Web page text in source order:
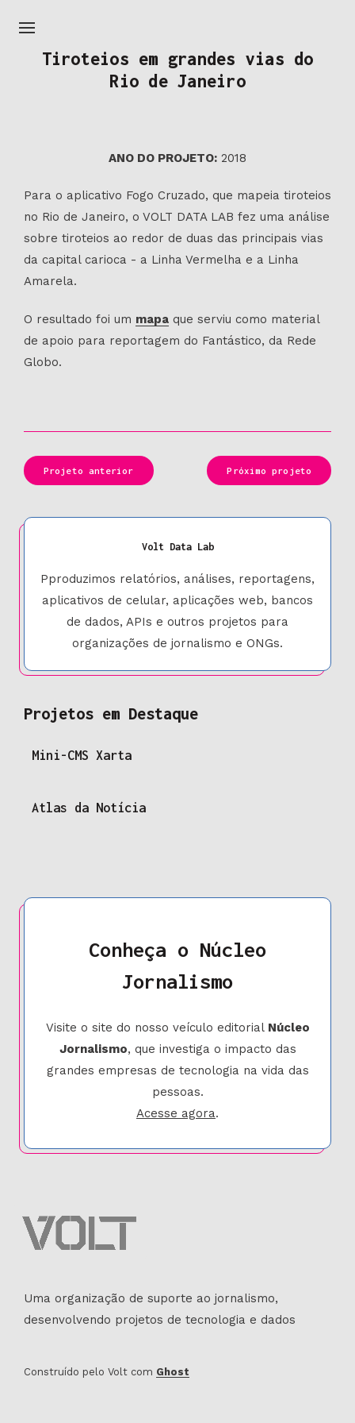
Tiroteios em grandes vias do
Rio de Janeiro
ANO DO PROJETO: 2018
Para o aplicativo Fogo Cruzado, que mapeia tiroteios
no Rio de Janeiro, o VOLT DATA LAB fez uma análise
sobre tiroteios ao redor de duas das principais vias
da capital carioca - a Linha Vermelha e a Linha
Amarela.
O resultado foi um mapa que serviu como material
de apoio para reportagem do Fantástico, da Rede
Globo.
Projeto anterior Próximo projeto
Volt Data Lab
Pproduzimos relatórios, análises, reportagens,
aplicativos de celular, aplicações web, bancos
de dados, APIs e outros projetos para
organizações de jornalismo e ONGs.
Projetos em Destaque
Mini-CMS Xarta
Atlas da Notícia
Uma organização de suporte ao jornalismo,
desenvolvendo projetos de tecnologia e dados
Construído pelo Volt com Ghost
Conheça o Núcleo
Jornalismo
Visite o site do nosso veículo editorial Núcleo
Jornalismo, que investiga o impacto das
grandes empresas de tecnologia na vida das
pessoas.
Acesse agora.